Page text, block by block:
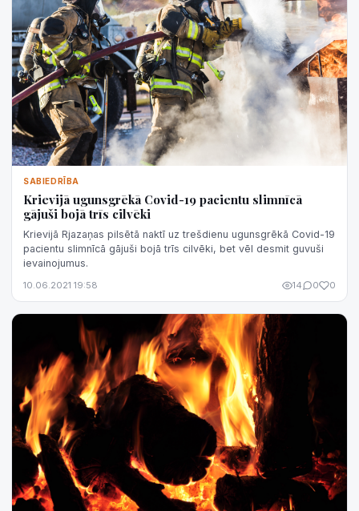
SABIEDRĪBA
Krievijā ugunsgrēkā Covid-19 pacientu slimnīcā
gājuši bojā trīs cilvēki
Krievijā Rjazaņas pilsētā naktī uz trešdienu ugunsgrēkā Covid-19
pacientu slimnīcā gājuši bojā trīs cilvēki, bet vēl desmit guvuši
ievainojumus.
10.06.2021 19:58 14 0 0